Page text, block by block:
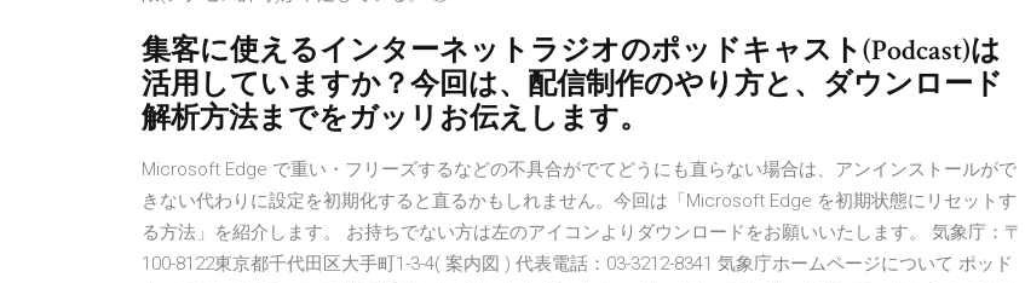
集客に使えるインターネットラジオのポッドキャスト(Podcast)は
活用していますか？今回は、配信制作のやり方と、ダウンロード
解析方法までをガッリお伝えします。
Microsoft Edge で重い・フリーズするなどの不具合がでてどうにも直らない場合は、アンインストールがで
きない代わりに設定を初期化すると直るかもしれません。今回は「Microsoft Edge を初期状態にリセットす
る方法」を紹介します。 お持ちでない方は左のアイコンよりダウンロードをお願いいたします。 気象庁：〒
100-8122東京都千代田区大手町1-3-4( 案内図 ) 代表電話：03-3212-8341 気象庁ホームページについて ポッド